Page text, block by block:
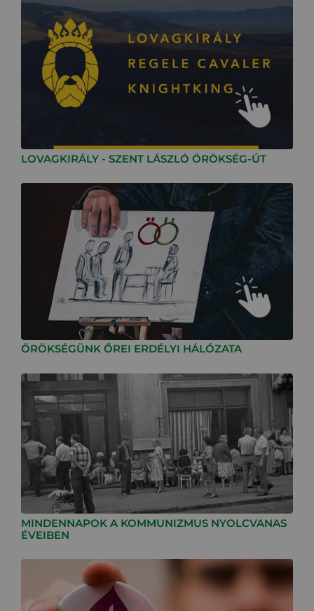
LOVAGKIRÁLY - SZENT LÁSZLÓ ÖRÖKSÉG-ÚT
ÖRÖKSÉGÜNK ŐREI ERDÉLYI HÁLÓZATA
MINDENNAPOK A KOMMUNIZMUS NYOLCVANAS
ÉVEIBEN